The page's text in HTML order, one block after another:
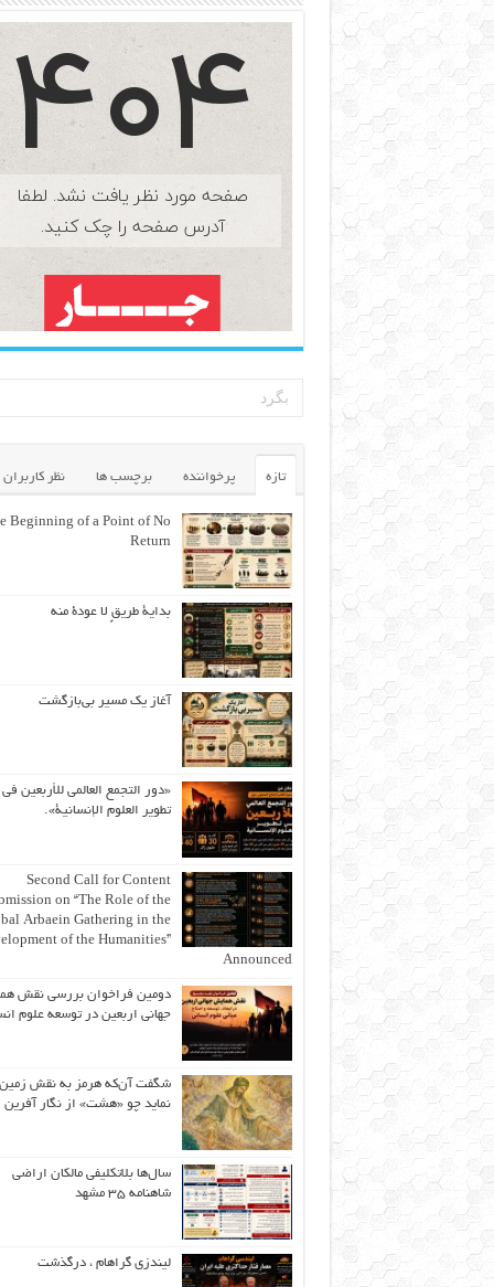
تازه پرخواننده برچسب ها نظر کاربران
Beginning of a Point of No
Return
بداية طريقٍ لا عودة منه
آغاز یک مسیر بی‌بازگشت
«دور التجمع العالمي للأربعين في
تطوير العلوم الإنسانية».
Second Call for Content
on “The Role of the
Arbaein Gathering in the
of the Humanities”
Announced
دومین فراخوان بررسی نقش
جهانی اربعین در توسعه علوم
شگفت آن‌که هرمز به نقش زمین
نماید چو «هشت» از نگار آفرین
سال‌ها بلاتکلیفی مالکان اراضی
شاهنامه ۳۵ مشهد
لیندزی گراهام ، درگذشت